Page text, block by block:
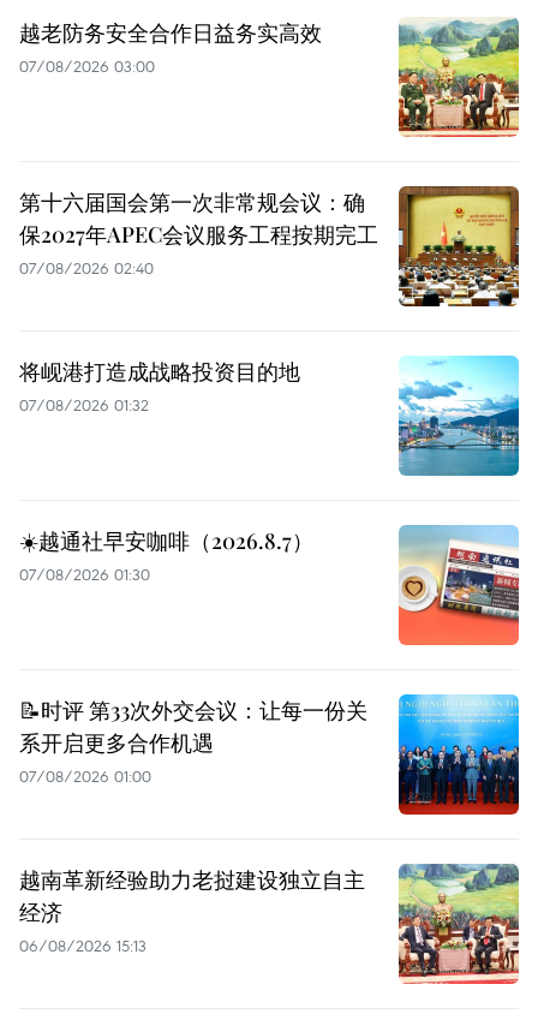
越老防务安全合作日益务实高效
07/08/2026 03:00
第十六届国会第一次非常规会议：确
保2027年APEC会议服务工程按期完工
07/08/2026 02:40
将岘港打造成战略投资目的地
07/08/2026 01:32
☀️越通社早安咖啡（2026.8.7）
07/08/2026 01:30
📝时评 第33次外交会议：让每一份关
系开启更多合作机遇
07/08/2026 01:00
越南革新经验助力老挝建设独立自主
经济
06/08/2026 15:13